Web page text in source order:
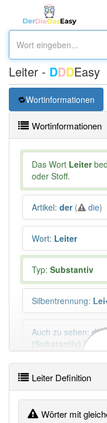
Leiter - DDDEasy
Wortinformationen
Wortinformationen
Das Wort Leiter
oder Stoff.
Artikel: der ( die)
Wort: Leiter
Typ: Substantiv
Silbentrennung:
Auch zu sehen: die
(Substantiv) Mehr
Plural die Leiter,
Duden geprüft:
Leiter Definition
Wörter mit